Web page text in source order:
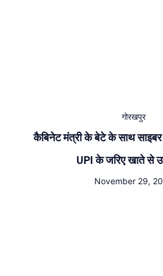
गोरखपुर
कैबिनेट मंत्री के बेटे के साथ
UPI के जरिए खाते से
November 29,